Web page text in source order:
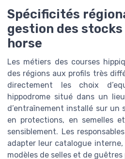
Spécificités
gestion des stocks
horse
Les métiers des courses
des régions aux profils très
directement les choix
hippodrome situé dans un
d’entraînement installé sur un
en protections, en semelles
sensiblement. Les
adapter leur catalogue
modèles de selles et de